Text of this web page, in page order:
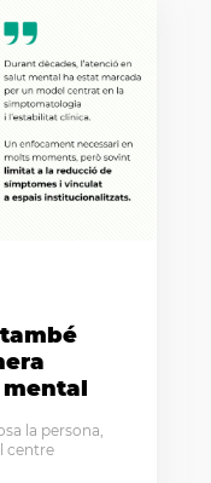
mental
la persona,
centre